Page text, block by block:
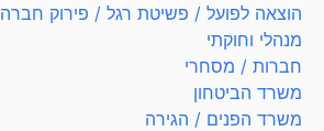
הוצאה לפועל / פשיטת רגל / פירוק חברה
מנהלי וחוקתי
חברות / מסחרי
משרד הביטחון
משרד הפנים / הגירה